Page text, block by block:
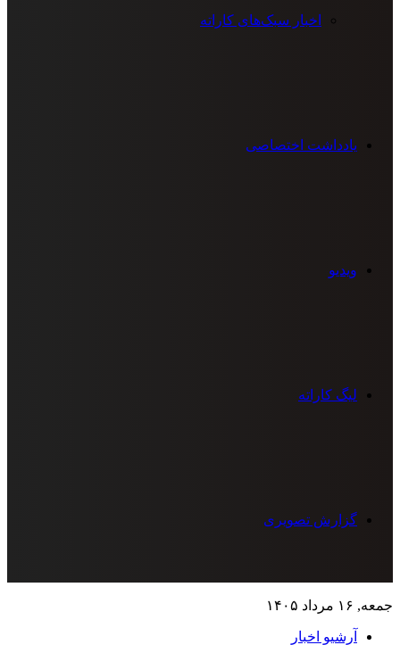
اخبار سبک‌های کاراته
یادداشت اختصاصی
ویدیو
لیگ کاراته
گزارش تصویری
جمعه, ۱۶ مرداد ۱۴۰۵
آرشیو اخبار